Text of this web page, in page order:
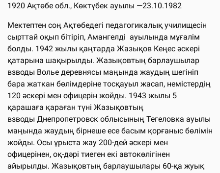
1920 Ақтөбе обл., Көктүбек ауылы —23.10.1982
Мектептен соң Ақтөбедегі педагогикалық училищесін
сырттай оқып бітіріп, Амангелді ауылында мұғалім
болды. 1942 жылы қаңтарда Жазықов Кеңес әскері
қатарына шақырылды. Жазықовтың барлаушылар
взводы Волье деревнясы маңында жаудың шегініп
бара жаткан бөлімдеріне тосқауыл жасап, немістердің
120 әскері мен офицерін жойды. 1943 жылы 5
қарашаға қараған түні Жазықовтың
взводы Днепропетровск облысының Тегеловка ауылы
маңында жаудың бірнеше есе басым қорғаныс бөлімін
жойды. Осы ұрыста жау 200-дей әскері мен
офицерінен, оқ-дәрі тиеген екі автокөлігінен
айырылды. Жазықовтың барлаушылары 60-қа жуық